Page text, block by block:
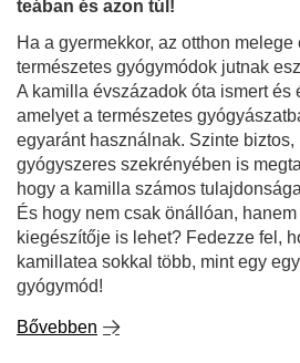
hogy a kamilla számos
És hogy nem csak önállóan,
kiegészítője is lehet? Fedezze fel,
kamillatea sokkal több, mint egy
gyógymód!
Bővebben